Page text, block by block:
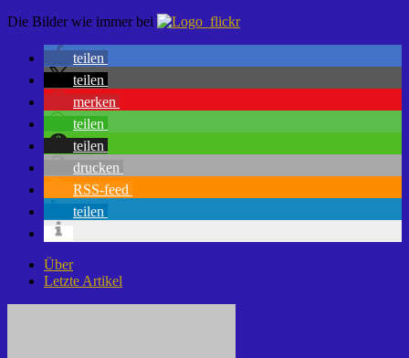
Die Bilder wie immer bei
teilen
teilen
merken
teilen
teilen
drucken
RSS-feed
teilen
Über
Letzte Artikel